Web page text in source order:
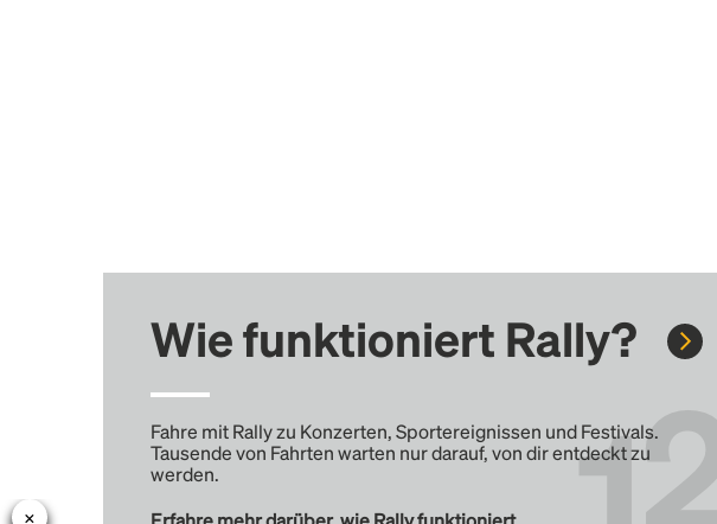
Wie funktioniert Rally?
Fahre mit Rally zu Konzerten, Sportereignissen und Festivals.
Tausende von Fahrten warten nur darauf, von dir entdeckt zu
werden.